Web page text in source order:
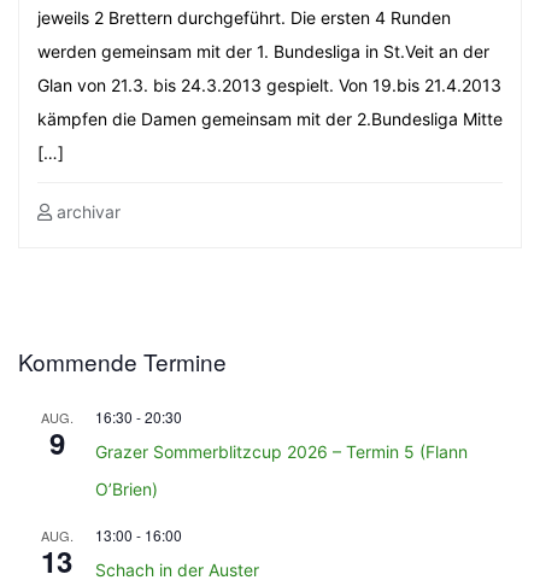
jeweils 2 Brettern durchgeführt. Die ersten 4 Runden
werden gemeinsam mit der 1. Bundesliga in St.Veit an der
Glan von 21.3. bis 24.3.2013 gespielt. Von 19.bis 21.4.2013
kämpfen die Damen gemeinsam mit der 2.Bundesliga Mitte
[…]
archivar
Kommende Termine
AUG.
9
16:30 -20:30
Grazer Sommerblitzcup 2026 – Termin 5 (Flann
O’Brien)
AUG.
13
13:00 - 16:00
Schach in der Auster